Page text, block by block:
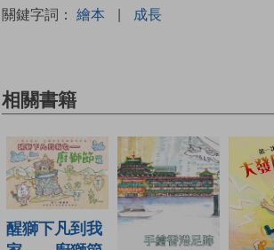
關鍵字詞： 繪本 | 成長
相關書籍
醒獅下凡到我